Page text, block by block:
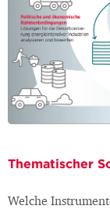
Thematischer
Welche